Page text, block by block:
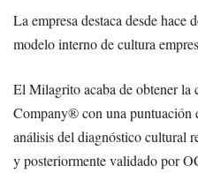
La empresa destaca desde hace
modelo interno de cultura
El Milagrito acaba de obtener la
Company® con una puntuación
análisis del diagnóstico cultural
y posteriormente validado por